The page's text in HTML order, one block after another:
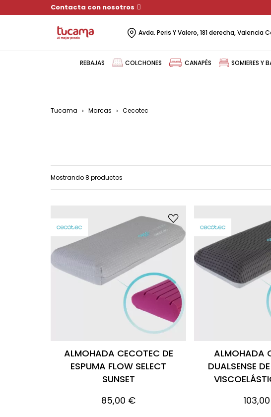
Contacta con nosotros
Avda. Peris Y Valero, 181 derecha, Valencia
REBAJAS COLCHONES CANAPÉS SOMIERES Y
Tucama Marcas Cecotec
Mostrando 8 productos
ALMOHADA CECOTEC DE
ESPUMA FLOW SELECT
SUNSET
85,00 €
ALMOHADA
DUALSENSE